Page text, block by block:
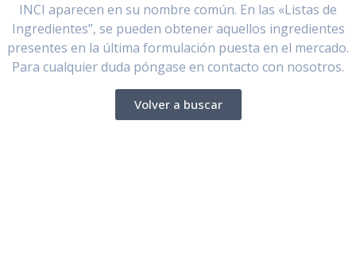
INCI aparecen en su nombre común. En las «Listas de
Ingredientes”, se pueden obtener aquellos ingredientes
presentes en la última formulación puesta en el mercado.
Para cualquier duda póngase en contacto con nosotros.
Volver a buscar